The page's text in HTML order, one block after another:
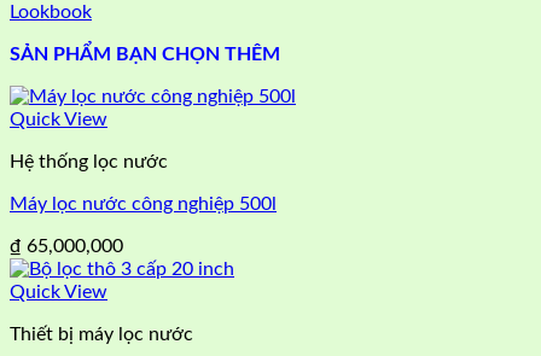
Lookbook
SẢN PHẨM BẠN CHỌN THÊM
Quick View
Hệ thống lọc nước
Máy lọc nước công nghiệp 500l
₫ 65,000,000
Quick View
Thiết bị máy lọc nước